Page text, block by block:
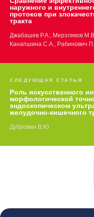
наружного и
протоков при
тракта
Джабашев Р.А., Мерзляков
Канапшина С.А., Рабинович
СЛЕДУЮЩАЯ СТАТЬЯ
Роль искусственного
морфологической
эндоскопическом
желудочно-кишечного
Дубровин В.Ю.